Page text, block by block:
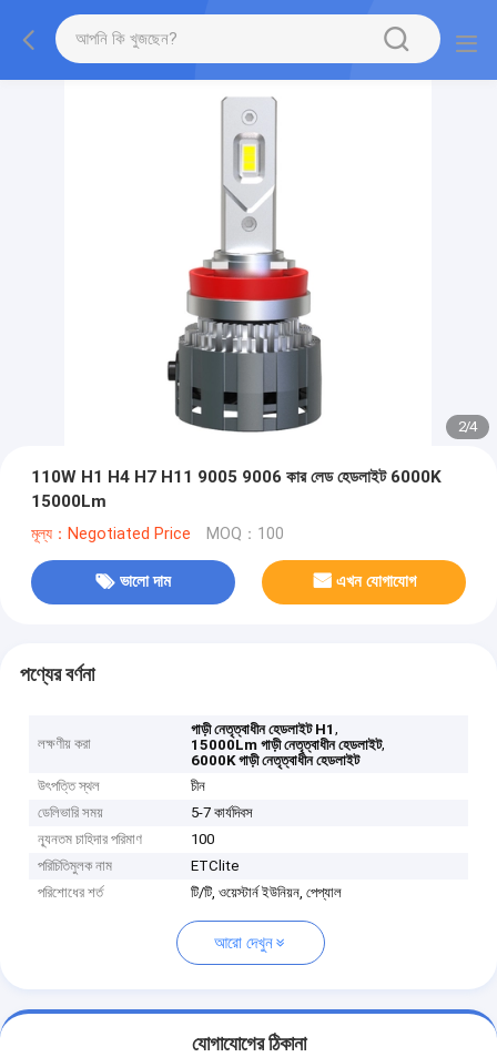
2/4
110W H1 H4 H7 H11 9005 9006 কার লেড হেডলাইট 6000K
15000Lm
মূল্য：Negotiated Price MOQ：100
ভালো দাম এখন যোগাযোগ
পণ্যের বর্ণনা
লক্ষণীয় করা
গাড়ী নেতৃত্বাধীন হেডলাইট H1,
15000Lm গাড়ী নেতৃত্বাধীন হেডলাইট,
6000K গাড়ী নেতৃত্বাধীন হেডলাইট
উৎপত্তি স্থল
চীন
ডেলিভারি সময়
5-7 কার্যদিবস
ন্যূনতম চাহিদার পরিমাণ
100
পরিচিতিমুলক নাম
ETClite
পরিশোধের শর্ত
টি/টি, ওয়েস্টার্ন ইউনিয়ন, পেপ্যাল
আরো দেখুন
যোগাযোগের ঠিকানা